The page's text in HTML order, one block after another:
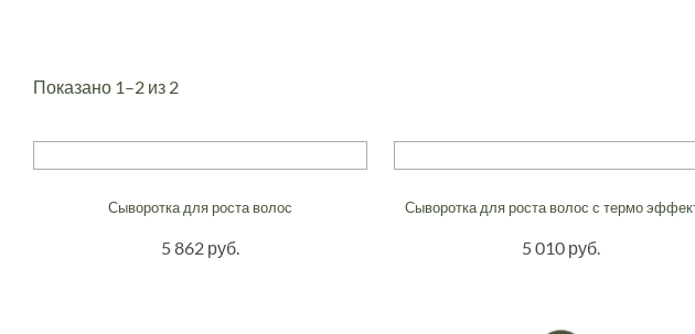
Показано 1–2 из 2
Сыворотка для роста волос
5 862 руб.
Сыворотка для роста волос с термо
5 010 руб.